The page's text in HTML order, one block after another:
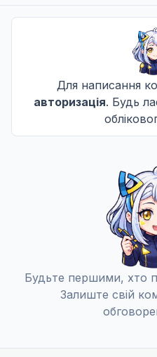
Для написання
авторизація. Будь
Будьте першими, хто
Залиште свій